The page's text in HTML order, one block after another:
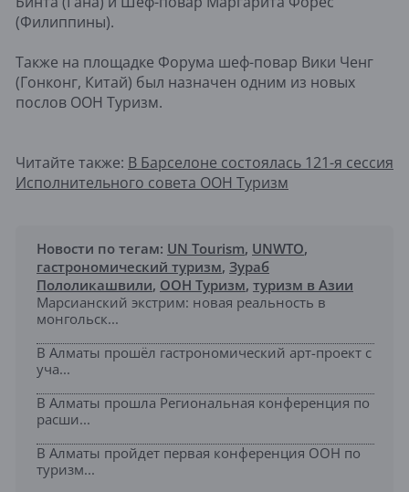
(Филиппины).
Также на площадке Форума шеф-повар Вики Ченг
(Гонконг, Китай) был назначен одним из новых
послов ООН Туризм.
Читайте также: В Барселоне состоялась 121-я сессия
Исполнительного совета ООН Туризм
Новости по тегам: UN Tourism, UNWTO,
гастрономический туризм, Зураб
Пололикашвили, ООН Туризм, туризм в Азии
Марсианский экстрим: новая реальность в
монгольск...
В Алматы прошёл гастрономический арт-проект с
уча...
В Алматы прошла Региональная конференция по
расши...
В Алматы пройдет первая конференция ООН по
туризм...